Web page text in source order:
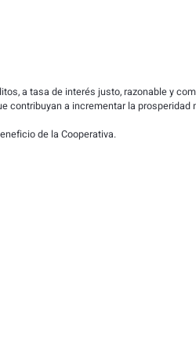
a tasa de interés justo, razonable y
contribuyan a incrementar la prosperidad
de la Cooperativa.